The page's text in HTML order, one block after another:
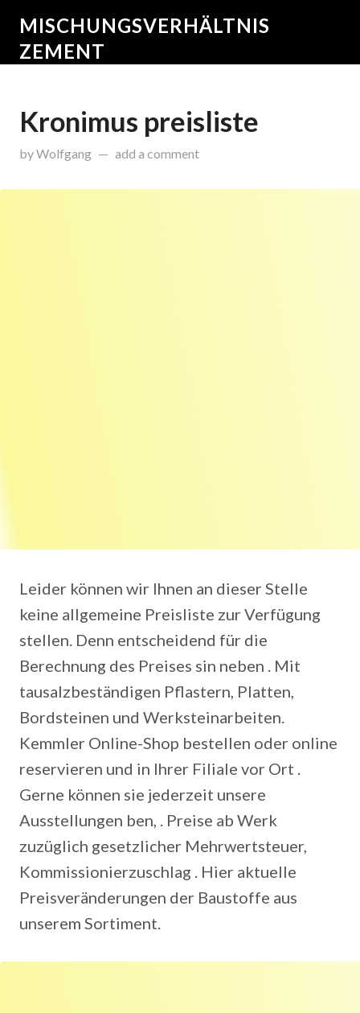
MISCHUNGSVERHÄLTNIS
ZEMENT
Kronimus preisliste
byWolfgang onJanuar 20, 2015
add a comment
Leider können wir Ihnen an dieser Stelle
keine allgemeine Preisliste zur Verfügung
stellen. Denn entscheidend für die
Berechnung des Preises sin neben . Mit
tausalzbeständigen Pflastern, Platten,
Bordsteinen und Werksteinarbeiten.
Kemmler Online-Shop bestellen oder online
reservieren und in Ihrer Filiale vor Ort .
Gerne können sie jederzeit unsere
Ausstellungen ben, . Preise ab Werk
zuzüglich gesetzlicher Mehrwertsteuer,
Kommissionierzuschlag . Hier aktuelle
Preisveränderungen der Baustoffe aus
unserem Sortiment.